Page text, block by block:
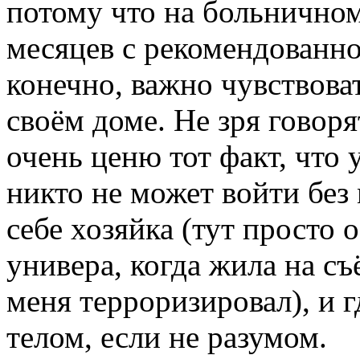
потому что на
месяцев с
конечно, важно
своём доме. Не зря
очень ценю тот факт, что
никто не может войти
себе хозяйка (тут
универа, когда жила на
меня терроризировал), и
телом, если не разумом.